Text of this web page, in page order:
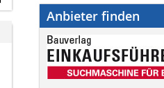
Anbieter finden